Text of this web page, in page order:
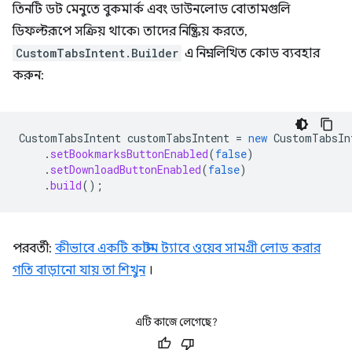
তিনটি ডট মেনুতে বুকমার্ক এবং ডাউনলোড বোতামগুলি
ডিফল্টরূপে সক্রিয় থাকে৷ তাদের নিষ্ক্রিয় করতে,
CustomTabsIntent.Builder এ নিম্নলিখিত কোড ব্যবহার
করুন:
CustomTabsIntent customTabsIntent = new
. setBookmarksButtonEnabled(false)
. setDownloadButtonEnabled(false)
.build();
পরবর্তী: কীভাবে একটি কাস্টম ট্যাবে ওয়েব সামগ্রী লোড করার
গতি বাড়ানো যায় তা শিখুন।
এটি কাজে লেগেছে?